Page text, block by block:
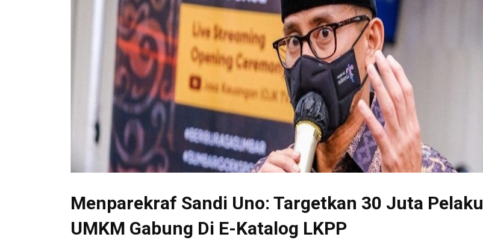
Menparekraf Sandi Uno: Targetkan 30 Juta Pelaku
UMKM Gabung Di E-Katalog LKPP